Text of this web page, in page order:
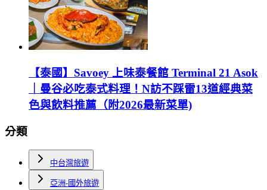
【泰國】Savoey 上味泰餐館 Terminal 21 Asok
｜曼谷必吃泰式料理！N訪不踩雷13道經典菜
色與飲料推薦（附2026最新菜單)
分類
中台灣旅遊
亞洲-國外旅遊